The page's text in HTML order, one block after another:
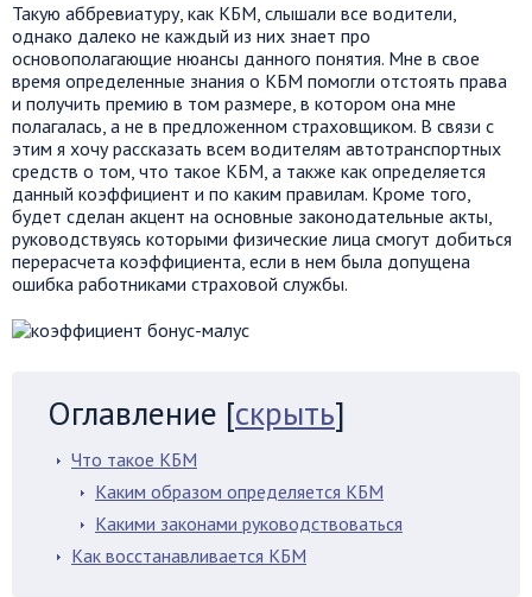
Такую аббревиатуру, как КБМ, слышали все водители,
однако далеко не каждый из них знает про
основополагающие нюансы данного понятия. Мне в свое
время определенные знания о КБМ помогли отстоять права
и получить премию в том размере, в котором она мне
полагалась, а не в предложенном страховщиком. В связи с
этим я хочу рассказать всем водителям автотранспортных
средств о том, что такое КБМ, а также как определяется
данный коэффициент и по каким правилам. Кроме того,
будет сделан акцент на основные законодательные акты,
руководствуясь которыми физические лица смогут добиться
перерасчета коэффициента, если в нем была допущена
ошибка работниками страховой службы.
Оглавление [скрыть]
Что такое КБМ
Каким образом определяется КБМ
Какими законами руководствоваться
Как восстанавливается КБМ